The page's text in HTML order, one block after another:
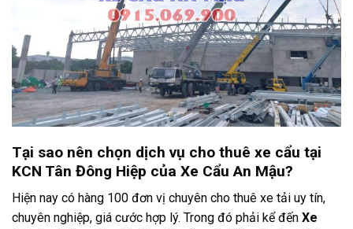
Tại sao nên chọn dịch vụ cho thuê xe cẩu tại
KCN Tân Đông Hiệp của Xe Cẩu An Mậu?
Hiện nay có hàng 100 đơn vị chuyên cho thuê xe tải uy tín,
chuyên nghiệp, giá cước hợp lý. Trong đó phải kể đến Xe